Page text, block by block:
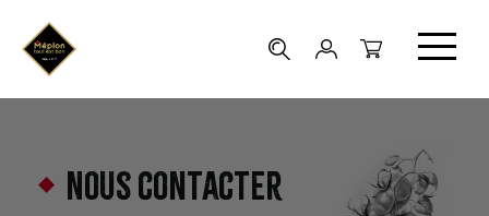
Nous contacter